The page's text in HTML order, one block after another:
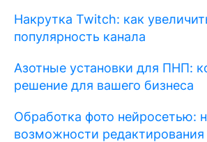
Накрутка Twitch: как
популярность канала
Азотные установки для ПНП:
решение для вашего бизнеса
Обработка фото нейросетью:
возможности